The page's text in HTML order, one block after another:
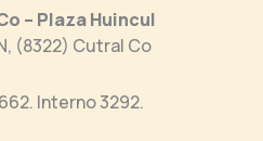
– Plaza Huincul
(8322) Cutral Co
Interno 3292.